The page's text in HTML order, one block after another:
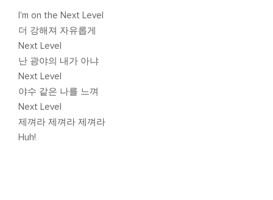
I'm on the Next Level
더 강해져 자유롭게
Next Level
난 광야의 내가 아냐
Next Level
야수 같은 나를 느껴
Next Level
제껴라 제껴라 제껴라
Huh!